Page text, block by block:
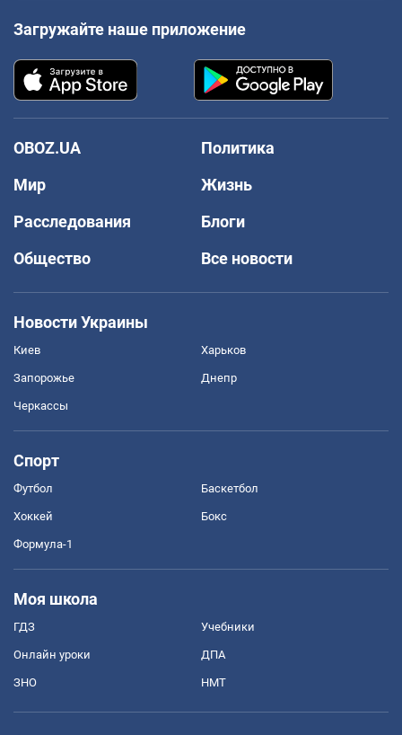
Загружайте наше приложение
OBOZ.UA
Политика
Мир
Жизнь
Расследования
Блоги
Общество
Все новости
Новости Украины
Киев Харьков
Запорожье Днепр
Черкассы
Спорт
Футбол Баскетбол
Хоккей Бокс
Формула-1
Моя школа
ГДЗ Учебники
Онлайн уроки ДПА
ЗНО НМТ